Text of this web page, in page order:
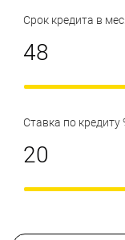
Срок кредита в
Ставка по кредиту